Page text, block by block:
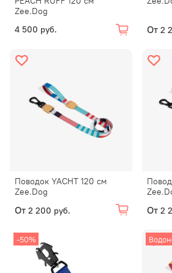
Zee.Dog
4 500 руб.
От 2
Поводок YACHT 120 см
Zee.Dog
От 2 200 руб. От 2
-50%